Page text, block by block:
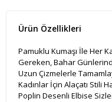
Ürün Özellikleri
Pamuklu Kumaşı İle Her
Gereken, Bahar
Uzun Çizmelerle
Kadınlar İçin Alaçatı Stili
Poplin Desenli Elbise